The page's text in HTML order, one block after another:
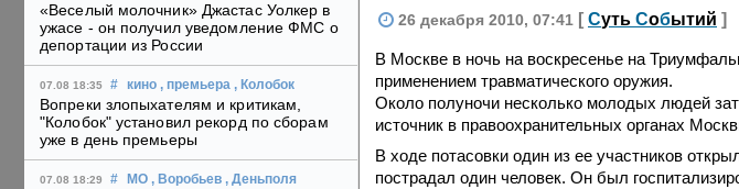
«Веселый молочник» Джастас Уолкер в
ужасе - он получил уведомление ФМС о
депортации из России
07.08 18:35 # кино , премьера , Колобок
Вопреки злопыхателям и критикам,
"Колобок" установил рекорд по сборам
уже в день премьеры
07.08 18:29 # МО , Воробьев , Деньполя
26 декабря 2010, 07:41 [ Суть Событий ]
В Москве в ночь на воскресенье на
применением травматического оружия.
Около полуночи несколько молодых людей
источник в правоохранительных органах
В ходе потасовки один из ее участников
пострадал один человек. Он был